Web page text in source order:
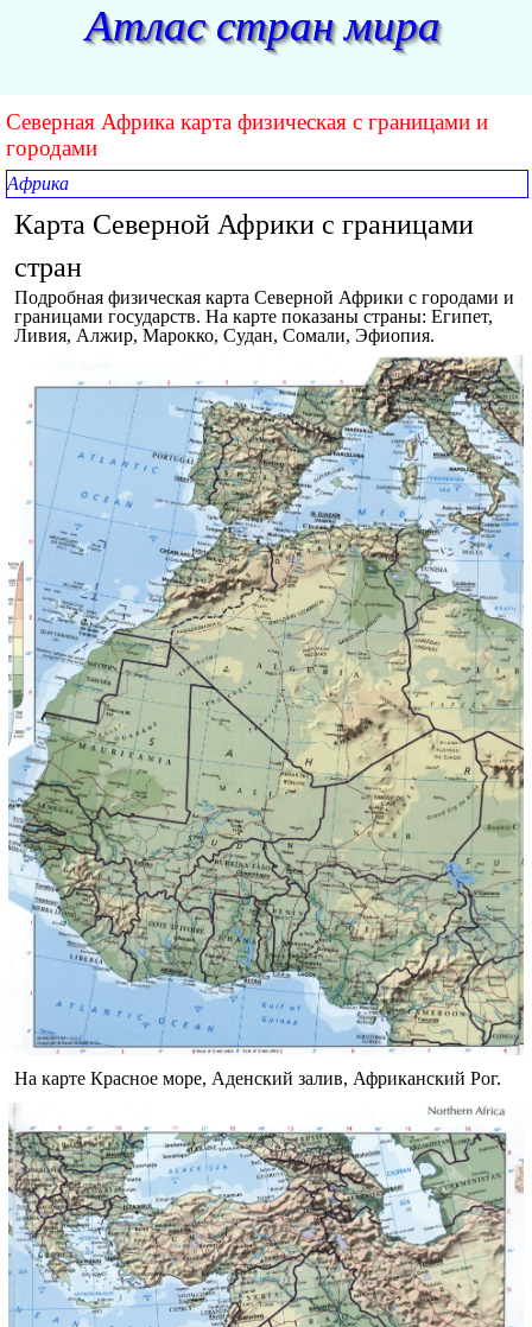
Перейти к контентуАтлас стран мира
Северная Африка карта физическая с границами и
городами
Африка
Карта Северной Африки с границами
стран
Подробная физическая карта Северной Африки с городами и
границами государств. На карте показаны страны: Египет,
Ливия, Алжир, Марокко, Судан, Сомали, Эфиопия.
На карте Красное море, Аденский залив, Африканский Рог.